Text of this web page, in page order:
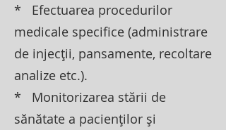
* Efectuarea procedurilor
medicale specifice (administrare
de injecții, pansamente, recoltare
analize etc.).
* Monitorizarea stării de
sănătate a pacienților și